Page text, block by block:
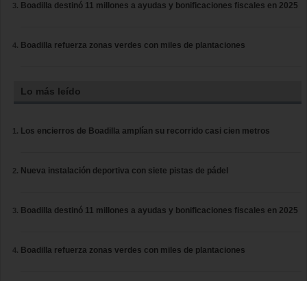
Boadilla destinó 11 millones a ayudas y bonificaciones fiscales en 2025
Boadilla refuerza zonas verdes con miles de plantaciones
Lo más leído
Los encierros de Boadilla amplían su recorrido casi cien metros
Nueva instalación deportiva con siete pistas de pádel
Boadilla destinó 11 millones a ayudas y bonificaciones fiscales en 2025
Boadilla refuerza zonas verdes con miles de plantaciones